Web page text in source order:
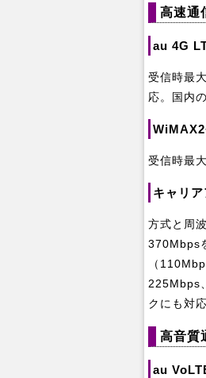
高速通
au 4G
受信時最
応。国内
受信時最
キャリ
方式と周
370Mbps
（
225Mbps
クにも対応
高音質
au